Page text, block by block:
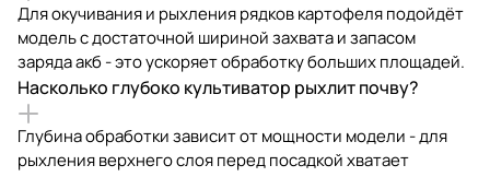
Для окучивания и рыхления рядков картофеля подойдёт
модель с достаточной шириной захвата и запасом
заряда акб - это ускоряет обработку больших площадей.
Насколько глубоко культиватор рыхлит почву?
Глубина обработки зависит от мощности модели - для
рыхления верхнего слоя перед посадкой хватает